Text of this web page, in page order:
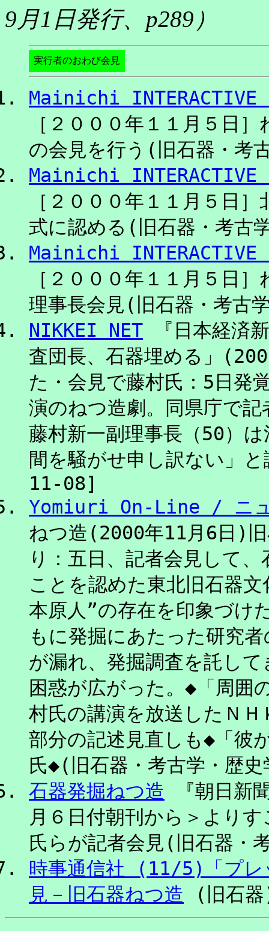
9月1日発行、p289）
実行者のおわび会見
Mainichi INTERACTIVE
［２０００年１１月５日
の会見を行う(旧石器・
Mainichi INTERACTIVE
［２０００年１１月５日
式に認める(旧石器・考
Mainichi INTERACTIVE
［２０００年１１月５日
理事長会見(旧石器・考
NIKKEI NET 『日本経済
査団長、石器埋める」
た・会見で藤村氏：5日発
演のねつ造劇。同県庁で
藤村新一副理事長（50）
間を騒がせ申し訳ない」
11-08]
Yomiuri On-Line / ニュ
ねつ造(2000年11月6日)旧
り：五日、記者会見して
ことを認めた東北旧石器
本原人”の存在を印象づけ
もに発掘にあたった研究
が漏れ、発掘調査を託し
困惑が広がった。◆「周囲
村氏の講演を放送したＮ
部分の記述見直しも◆「彼
氏◆(旧石器・考古学・
石器発掘ねつ造 『朝日新
月６日付朝刊から＞より
氏らが記者会見(旧石器
時事通信社 (11/5)「プレ
見－旧石器ねつ造 (旧石